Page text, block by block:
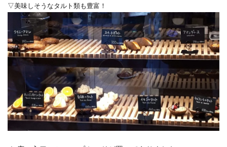
▽美味しそうなタルト類も豊富！